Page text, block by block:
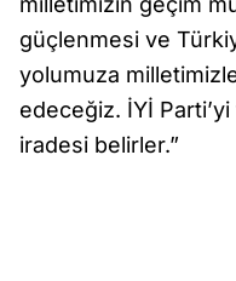
güçlenmesi ve
yolumuza
edeceğiz. İYİ
iradesi belirler.”